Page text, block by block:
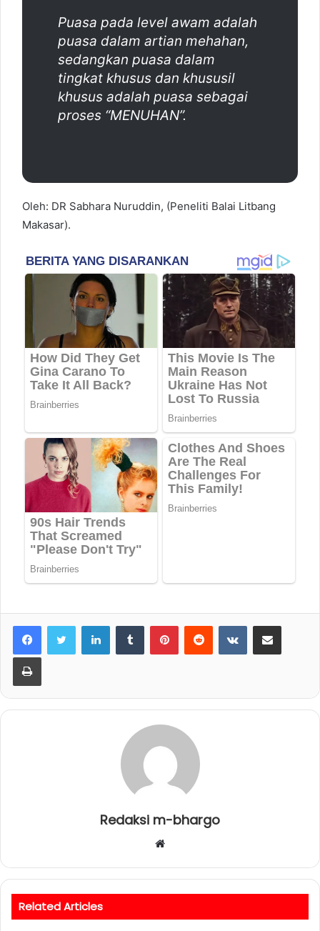
Puasa pada level awam adalah
puasa dalam artian mehahan,
sedangkan puasa dalam
tingkat khusus dan khususil
khusus adalah puasa sebagai
proses “MENUHAN”.
Oleh: DR Sabhara Nuruddin, (Peneliti Balai Litbang
Makasar).
Redaksi m-bhargo
b
s
Related Articles